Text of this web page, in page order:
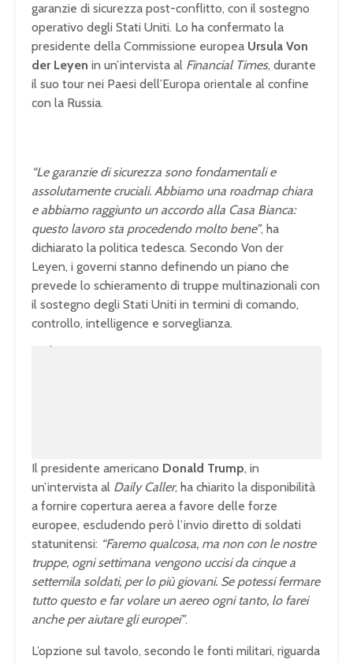
garanzie di sicurezza post-conflitto, con il sostegno
operativo degli Stati Uniti. Lo ha confermato la
presidente della Commissione europea Ursula Von
der Leyen in un’intervista al Financial Times, durante
il suo tour nei Paesi dell’Europa orientale al confine
con la Russia.
“Le garanzie di sicurezza sono fondamentali e
assolutamente cruciali. Abbiamo una roadmap chiara
e abbiamo raggiunto un accordo alla Casa Bianca:
questo lavoro sta procedendo molto bene”, ha
dichiarato la politica tedesca. Secondo Von der
Leyen, i governi stanno definendo un piano che
prevede lo schieramento di truppe multinazionali con
il sostegno degli Stati Uniti in termini di comando,
controllo, intelligence e sorveglianza.
Il presidente americano Donald Trump, in
un’intervista al Daily Caller, ha chiarito la disponibilità
a fornire copertura aerea a favore delle forze
europee, escludendo però l’invio diretto di soldati
statunitensi: “Faremo qualcosa, ma non con le nostre
truppe, ogni settimana vengono uccisi da cinque a
settemila soldati, per lo più giovani. Se potessi fermare
tutto questo e far volare un aereo ogni tanto, lo farei
anche per aiutare gli europei”.
L’opzione sul tavolo, secondo le fonti militari, riguarda